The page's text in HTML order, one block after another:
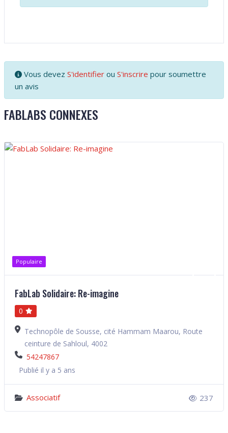
Vous devez S'identifier ou S'inscrire pour soumettre
un avis
FABLABS CONNEXES
Populaire
FabLab Solidaire: Re-imagine
0
Technopôle de Sousse, cité Hammam Maarou, Route
ceinture de Sahloul, 4002
54247867
Publié il y a 5 ans
Associatif 237